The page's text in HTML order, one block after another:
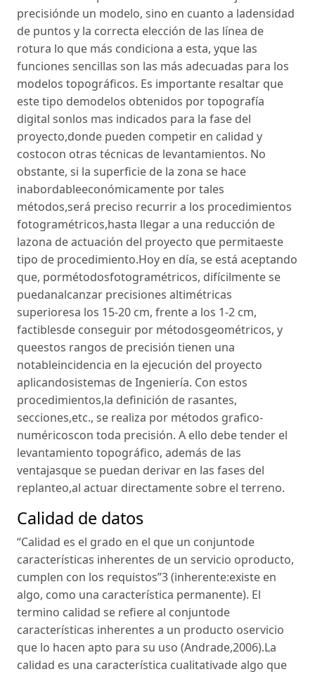
precisiónde un modelo, sino en cuanto a ladensidad
de puntos y la correcta elección de las línea de
rotura lo que más condiciona a esta, yque las
funciones sencillas son las más adecuadas para los
modelos topográficos. Es importante resaltar que
este tipo demodelos obtenidos por topografía
digital sonlos mas indicados para la fase del
proyecto,donde pueden competir en calidad y
costocon otras técnicas de levantamientos. No
obstante, si la superficie de la zona se hace
inabordableeconómicamente por tales
métodos,será preciso recurrir a los procedimientos
fotogramétricos,hasta llegar a una reducción de
lazona de actuación del proyecto que permitaeste
tipo de procedimiento.Hoy en día, se está aceptando
que, pormétodosfotogramétricos, difícilmente se
puedanalcanzar precisiones altimétricas
superioresa los 15-20 cm, frente a los 1-2 cm,
factiblesde conseguir por métodosgeométricos, y
queestos rangos de precisión tienen una
notableincidencia en la ejecución del proyecto
aplicandosistemas de Ingeniería. Con estos
procedimientos,la definición de rasantes,
secciones,etc., se realiza por métodos grafico-
numéricoscon toda precisión. A ello debe tender el
levantamiento topográfico, además de las
ventajasque se puedan derivar en las fases del
replanteo,al actuar directamente sobre el terreno.
Calidad de datos
“Calidad es el grado en el que un conjuntode
características inherentes de un servicio oproducto,
cumplen con los requistos”3 (inherente:existe en
algo, como una característica permanente). El
termino calidad se refiere al conjuntode
características inherentes a un producto oservicio
que lo hacen apto para su uso (Andrade,2006).La
calidad es una característica cualitativade algo que